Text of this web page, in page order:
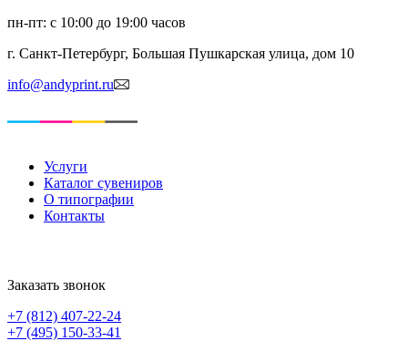
пн-пт: с 10:00 до 19:00 часов
г. Санкт-Петербург, Большая Пушкарская улица, дом 10
info@andyprint.ru
Услуги
Каталог сувениров
О типографии
Контакты
Заказать звонок
+7 (812) 407-22-24
+7 (495) 150-33-41